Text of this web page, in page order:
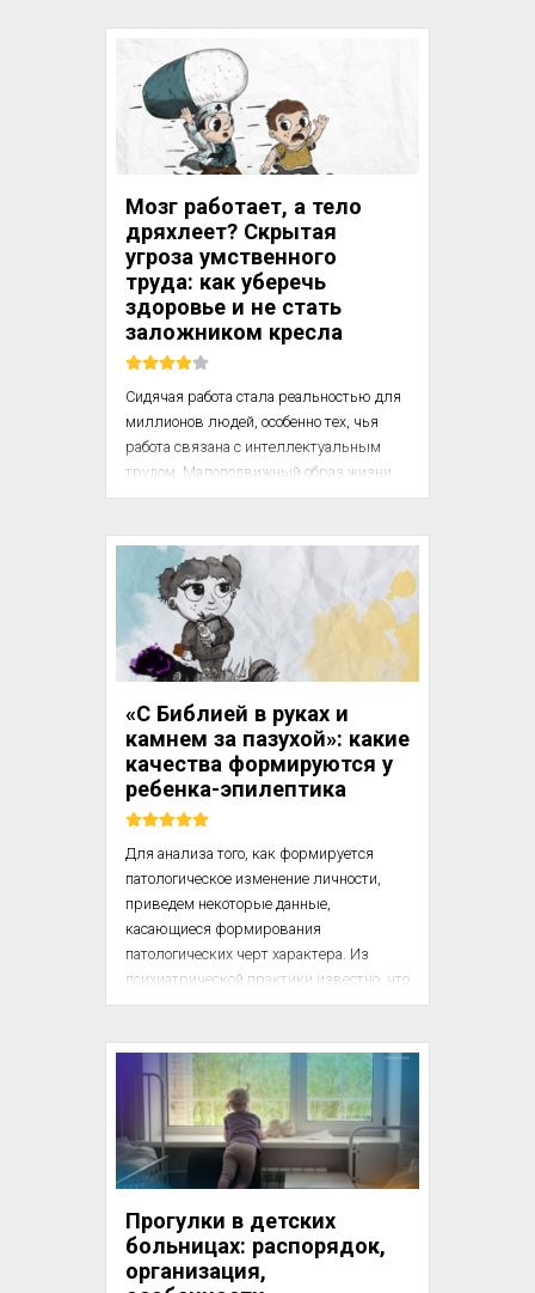
Радость от поступления в медицинский
вуз быстро сменяется реальностью:
первый курс медвуза превращается в
настоящее испытание на прочность.
Каждый абитуриент вначале
п...
Мозг работает, а тело
дряхлеет? Скрытая
угроза умственного
труда: как уберечь
здоровье и не стать
заложником кресла
Сидячая работа стала реальностью для
миллионов людей, особенно тех, чья
работа связана с интеллектуальным
трудом. Малоподвижный образ жизни
неизбежно сказывается на здоровье:
система, а со временем могут развиться
хронические заболевания. Однако этого
можно избежать! Важно не ждать первых
симптомов, а заранее заботиться о
своем теле: следить за самочувствием,
регулярно проходить медицинские
эффективные привычки. В этой статье
мы разберем, как сохранить здоровье,
даже если ваш день проходит за
компьютером.
«С Библией в руках и
камнем за пазухой»: какие
качества формируются у
ребенка-эпилептика
Для анализа того, как формируется
патологическое изменение личности,
приведем некоторые данные,
касающиеся формирования
патологических черт характера. Из
психиатрической практики известно, что
у больных эпилепсией (если эта болезнь
изменение личности, которое
характеризуется обычно как некое
сочетание брутальности, угодливости и
педантичности. Стало традиционным
приводить в учебниках психиатрии
образную характеристику больных
немецкой психиатрии. Э. Крелелиным:
«С Библией в руках и камнем за
пазухой». Эти особенности обычно ста...
Прогулки в детских
больницах: распорядок,
организация,